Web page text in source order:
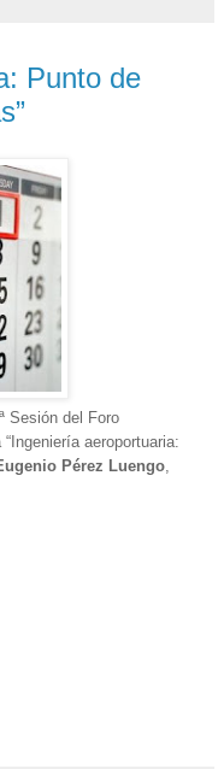
Punto de
Sesión del Foro
aeroportuaria:
Pérez Luengo